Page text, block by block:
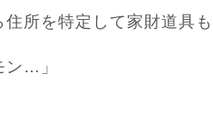
所を特定して家財道具
ン…」